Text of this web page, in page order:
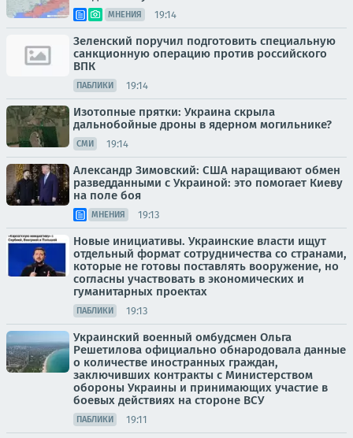
МНЕНИЯ 19:14
Зеленский поручил подготовить специальную
санкционную операцию против российского
ВПК
ПАБЛИКИ 19:14
Изотопные прятки: Украина скрыла
дальнобойные дроны в ядерном могильнике?
СМИ 19:14
Александр Зимовский: США наращивают обмен
разведданными с Украиной: это помогает Киеву
на поле боя
МНЕНИЯ 19:13
Новые инициативы. Украинские власти ищут
отдельный формат сотрудничества со странами,
которые не готовы поставлять вооружение, но
согласны участвовать в экономических и
гуманитарных проектах
ПАБЛИКИ 19:13
Украинский военный омбудсмен Ольга
Решетилова официально обнародовала данные
о количестве иностранных граждан,
заключивших контракты с Министерством
обороны Украины и принимающих участие в
боевых действиях на стороне ВСУ
ПАБЛИКИ 19:11